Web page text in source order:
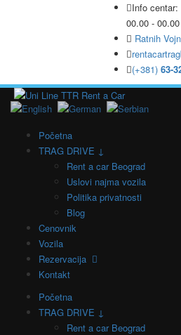
Info centar:
00.00 - 00.00
Ratnih
(+381) 63-
Početna
TRAG DRIVE ↓
Rent a car Beograd
Uslovi najma vozila
Politika privatnosti
Blog
Cenovnik
Vozila
Rezervacija
Kontakt
Početna
TRAG DRIVE ↓
Rent a car Beograd